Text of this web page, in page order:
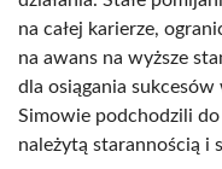
na całej karierze,
na awans na wyższe
dla osiągania
Simowie podchodzili
należytą starannością i